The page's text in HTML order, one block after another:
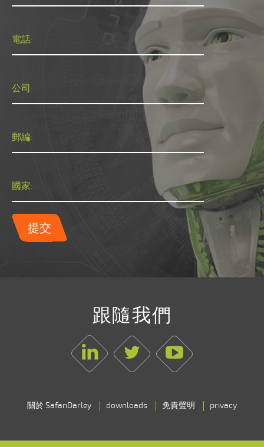
電話:
公司:
郵編:
國家:
提交
跟隨我們
LinkedinTwitterYoutube
關於 SafanDarley downloads 免責聲明 privacy